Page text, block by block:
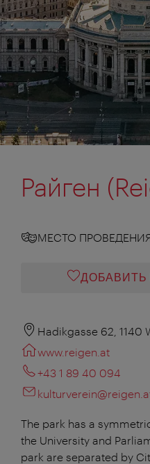
Райген
МЕСТО
ДОБАВИТЬ
Hadikgasse 62, 1140
www.reigen.at
+43 1 89 40 094
The park has a
the University and
park are separated by